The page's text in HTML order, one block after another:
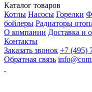
Каталог товаров
Котлы Насосы Горелки
бойлеры Радиаторы
О компании Доставка и
Контакты
Заказать звонок +7 (495)
Обратная связь